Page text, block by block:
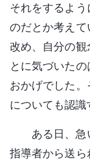
それをするよ
のだとか考え
改め、自分の観
とに気づいた
おかげでした
についても認識
ある日、
指導者から送